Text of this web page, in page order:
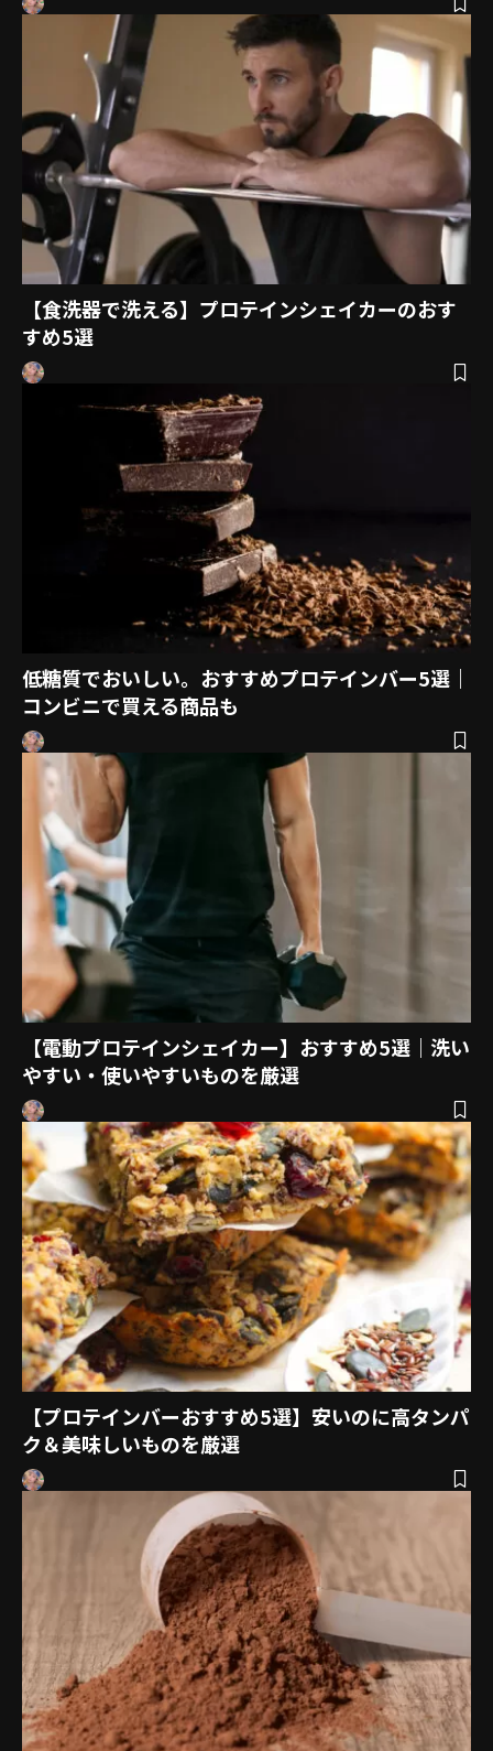
【食洗器で洗える】プロテインシェイカーのおす
すめ5選
低糖質でおいしい。おすすめプロテインバー5選｜
コンビニで買える商品も
【電動プロテインシェイカー】おすすめ5選｜洗い
やすい・使いやすいものを厳選
【プロテインバーおすすめ5選】安いのに高タンパ
ク＆美味しいものを厳選